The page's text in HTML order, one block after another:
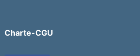
Charte-CGU